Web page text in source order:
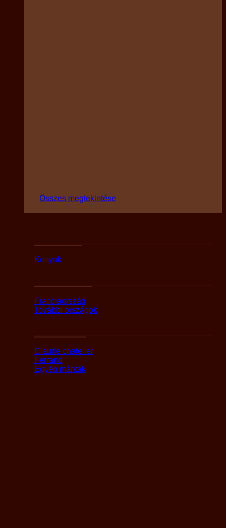
Összes megtekintése
Konyak
Franciaország
További országok
Claude chatelier
Ferrand
Egyéb márkák